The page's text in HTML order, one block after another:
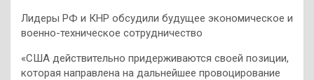
Лидеры РФ и КНР обсудили будущее экономическое и
военно-техническое сотрудничество
«США действительно придерживаются своей позиции,
которая направлена на дальнейшее провоцирование